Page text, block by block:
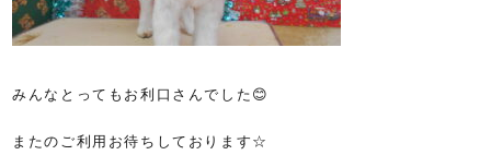
みんなとってもお利口さんでした😊
またのご利用お待ちしております☆